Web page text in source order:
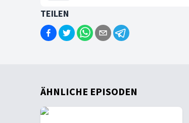
TEILEN
ÄHNLICHE EPISODEN